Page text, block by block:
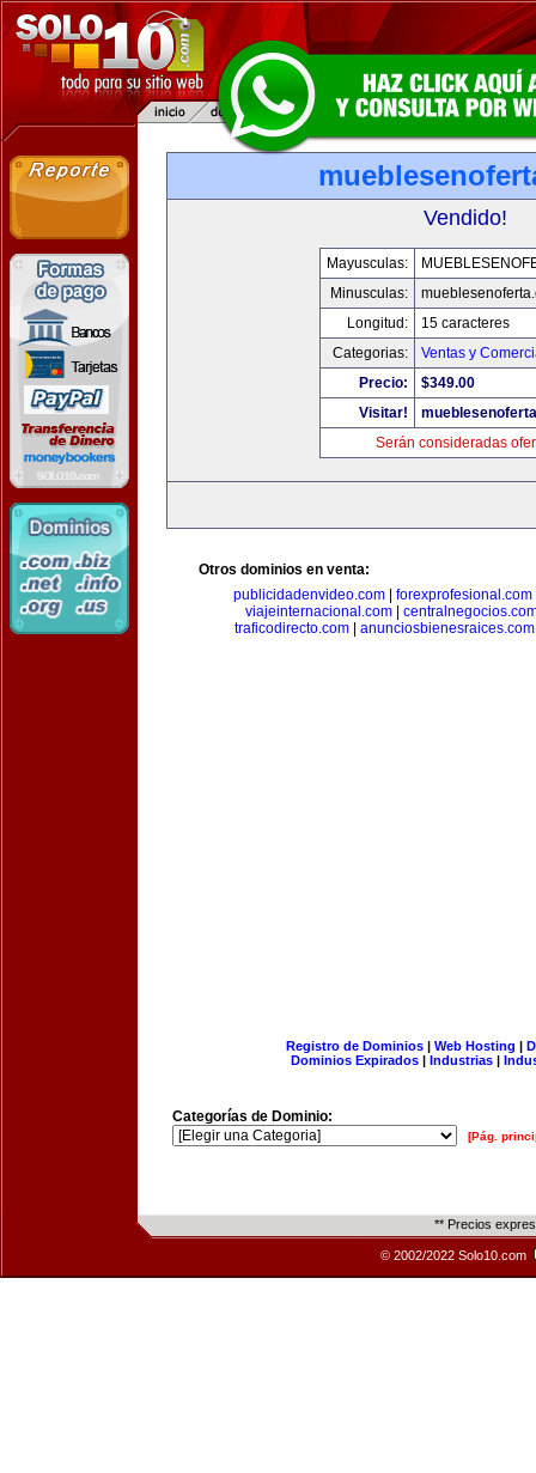
Vendido!
Mayusculas:
Minusculas:
Longitud:
15 caracteres
Categorias:
Ventas y
Precio:
$349.00
Visitar!
Serán consideradas
Otros dominios en venta:
publicidadenvideo.com| forexprofesional.com
viajeinternacional.com
traficodirecto.com
anunciosbienesraices.com
Registro de Dominios| Web Hosting |
Dominios Expirados | Industrias |
Categorías de Dominio:
[Pág.
** Precios
© 2002/2022 Solo10.com